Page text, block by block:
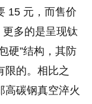
15 元，而售价
更多的是呈现钛
硬”结构，其防
限的。相比之
高碳钢真空淬火